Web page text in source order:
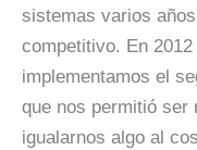
sistemas varios
competitivo. En
implementamos el
que nos permitió ser
igualarnos algo al